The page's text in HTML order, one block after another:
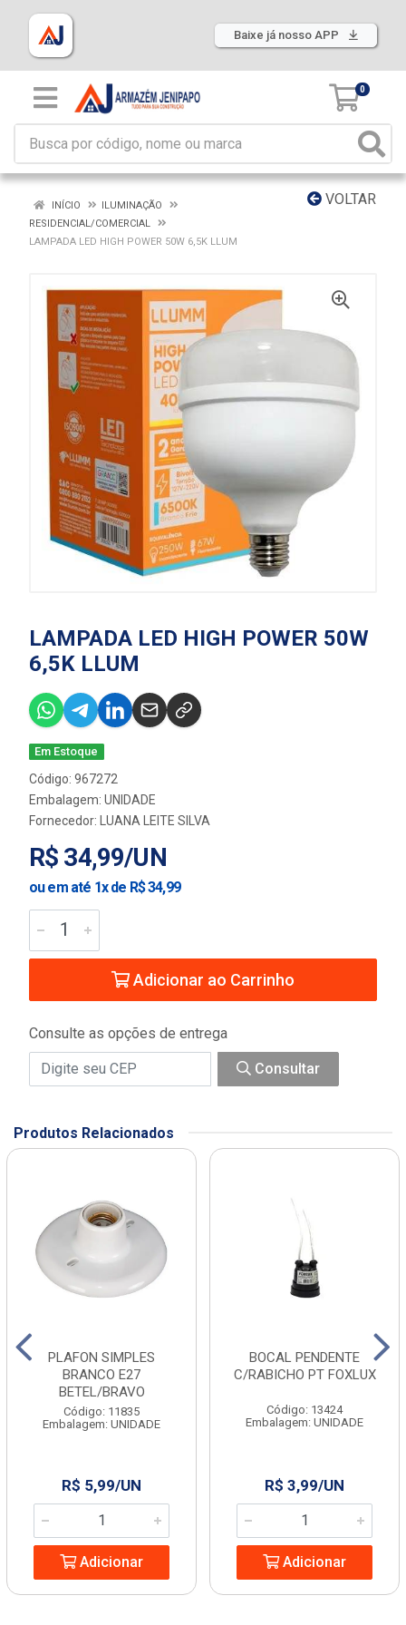
Baixe já nosso APP
0
VOLTAR
INÍCIO
ILUMINAÇÃO
RESIDENCIAL/COMERCIAL
LAMPADA LED HIGH POWER 50W 6,5K LLUM
LAMPADA LED HIGH POWER 50W
6,5K LLUM
Em Estoque
Código: 967272
Embalagem: UNIDADE
Fornecedor:
LUANA LEITE SILVA
R$ 34,99/UN
ou em até 1x de R$ 34,99
Adicionar ao Carrinho
Consulte as opções de entrega
Consultar
Produtos Relacionados
PLAFON SIMPLES
BRANCO E27
BETEL/BRAVO
Código: 11835
Embalagem: UNIDADE
R$ 5,99/UN
Adicionar
BOCAL PENDENTE
C/RABICHO PT FOXLUX
Código: 13424
Embalagem: UNIDADE
R$ 3,99/UN
Adicionar